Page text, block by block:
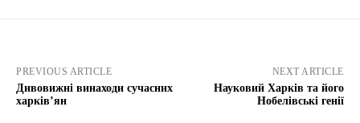
PREVIOUS ARTICLE
Дивовижні винаходи сучасних
харків’ян
NEXT ARTICLE
Науковий Харків та його
Нобелівські генії